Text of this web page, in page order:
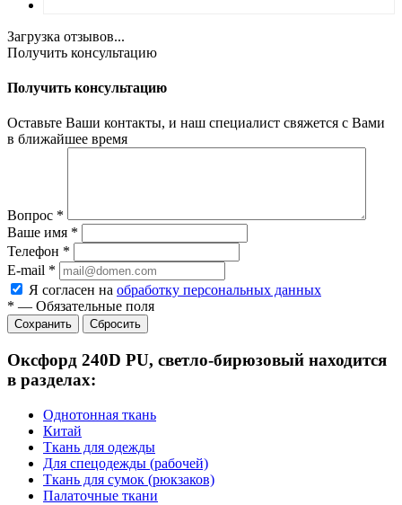
Загрузка отзывов...
Получить консультацию
Получить консультацию
Оставьте Ваши контакты, и наш специалист свяжется с Вами
в ближайшее время
Вопрос *
Ваше имя *
Телефон *
E-mail *
Я согласен на обработку персональных данных
* — Обязательные поля
Сбросить
Оксфорд 240D PU, светло-бирюзовый находится
в разделах:
Однотонная ткань
Китай
Ткань для одежды
Для спецодежды (рабочей)
Ткань для сумок (рюкзаков)
Палаточные ткани